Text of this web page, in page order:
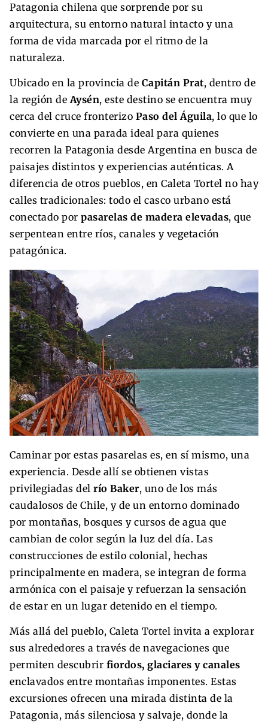
Patagonia chilena que sorprende por su
arquitectura, su entorno natural intacto y una
forma de vida marcada por el ritmo de la
naturaleza.
Ubicado en la provincia de Capitán Prat, dentro de
la región de Aysén, este destino se encuentra muy
cerca del cruce fronterizo Paso del Águila, lo que lo
convierte en una parada ideal para quienes
recorren la Patagonia desde Argentina en busca de
paisajes distintos y experiencias auténticas. A
diferencia de otros pueblos, en Caleta Tortel no hay
calles tradicionales: todo el casco urbano está
conectado por pasarelas de madera elevadas, que
serpentean entre ríos, canales y vegetación
patagónica.
Caminar por estas pasarelas es, en sí mismo, una
experiencia. Desde allí se obtienen vistas
privilegiadas del río Baker, uno de los más
caudalosos de Chile, y de un entorno dominado
por montañas, bosques y cursos de agua que
cambian de color según la luz del día. Las
construcciones de estilo colonial, hechas
principalmente en madera, se integran de forma
armónica con el paisaje y refuerzan la sensación
de estar en un lugar detenido en el tiempo.
Más allá del pueblo, Caleta Tortel invita a explorar
sus alrededores a través de navegaciones que
permiten descubrir fiordos, glaciares y canales
enclavados entre montañas imponentes. Estas
excursiones ofrecen una mirada distinta de la
Patagonia, más silenciosa y salvaje, donde la